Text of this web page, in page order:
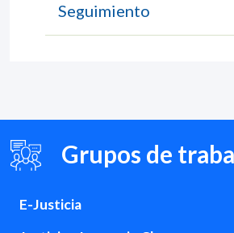
Seguimiento
Grupos de
E-Justicia